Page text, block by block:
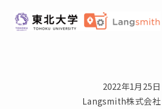
2022年1月25日
Langsmith株式会社